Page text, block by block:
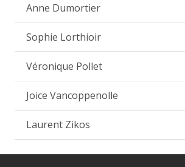
Anne Dumortier
Sophie Lorthioir
Véronique Pollet
Joice Vancoppenolle
Laurent Zikos